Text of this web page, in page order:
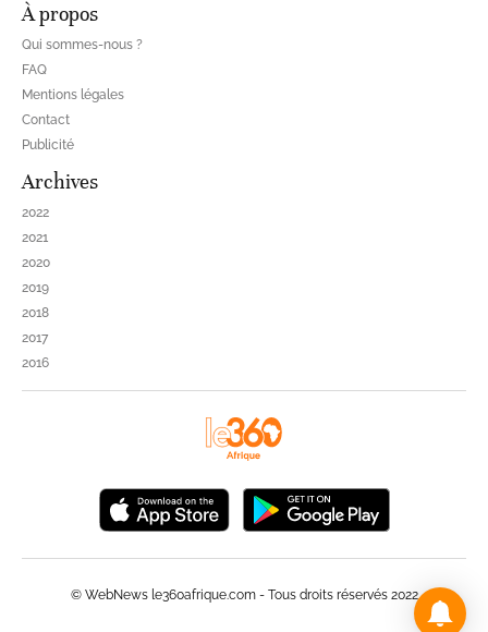
À propos
Qui sommes-nous ?
FAQ
Mentions légales
Contact
Publicité
Archives
2022
2021
2020
2019
2018
2017
2016
© WebNews le360afrique.com - Tous droits réservés 2022